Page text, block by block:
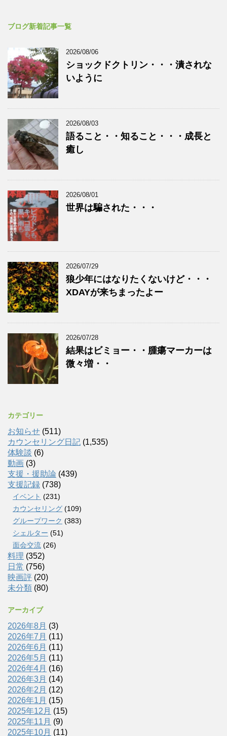
ブログ新着記事一覧
2026/08/06
ショックドクトリン・・・潰されな
いように
2026/08/03
語ること・・知ること・・・成長と
癒し
2026/08/01
世界は騙された・・・
2026/07/29
狼少年にはなりたくないけど・・・
XDAYが来ちまったよー
2026/07/28
結果はビミョー・・腫瘍マーカーは
微々増・・
カテゴリー
お知らせ (511)
カウンセリング日記 (1,535)
体験談 (6)
動画 (3)
支援・援助論 (439)
支援記録 (738)
イベント (231)
カウンセリング (109)
グループワーク (383)
シェルター (51)
面会交流 (26)
料理 (352)
日常 (756)
映画評 (20)
未分類 (80)
アーカイブ
2026年8月 (3)
2026年7月 (11)
2026年6月 (11)
2026年5月 (11)
2026年4月 (16)
2026年3月 (14)
2026年2月 (12)
2026年1月 (15)
2025年12月 (15)
2025年11月 (9)
2025年10月 (11)